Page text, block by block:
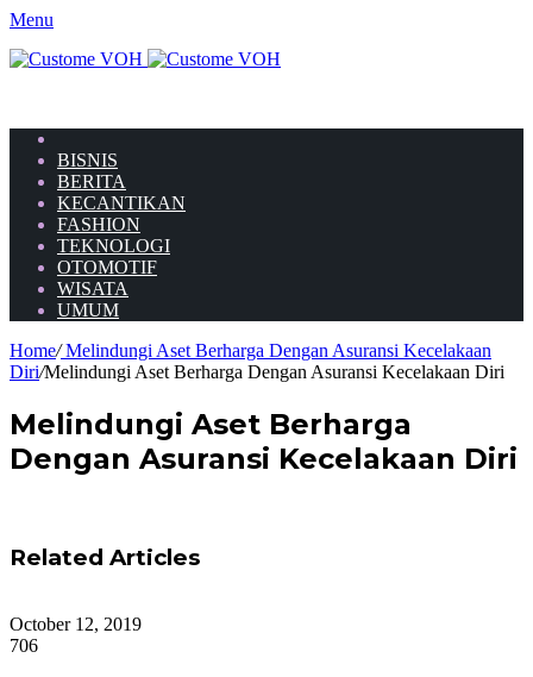
Menu
BISNIS
BERITA
KECANTIKAN
FASHION
TEKNOLOGI
OTOMOTIF
WISATA
UMUM
Home/Melindungi Aset Berharga Dengan Asuransi Kecelakaan
Diri/Melindungi Aset Berharga Dengan Asuransi Kecelakaan Diri
Melindungi Aset Berharga
Dengan Asuransi Kecelakaan Diri
Related Articles
October 12, 2019
706